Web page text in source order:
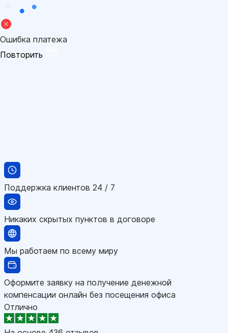
Ошибка платежа
Повторить
Поддержка клиентов 24 / 7
Никаких скрытых пунктов в договоре
Мы работаем по всему миру
Оформите заявку на получение денежной
компенсации онлайн без посещения офиса
Отлично